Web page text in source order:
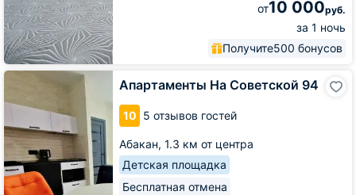
от10 000руб.
за 1 ночь
Получите500 бонусов
Апартаменты На Советской 94
10 5 отзывов гостей
Абакан, 1.3 км от центра
Детская площадка
Бесплатная отмена
Апартаменты
Советской